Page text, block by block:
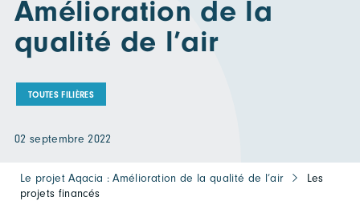
Amélioration de la
qualité de l’air
TOUTES FILIÈRES
02 septembre 2022
Le projet Aqacia : Amélioration de la qualité de l’air
Les
projets financés